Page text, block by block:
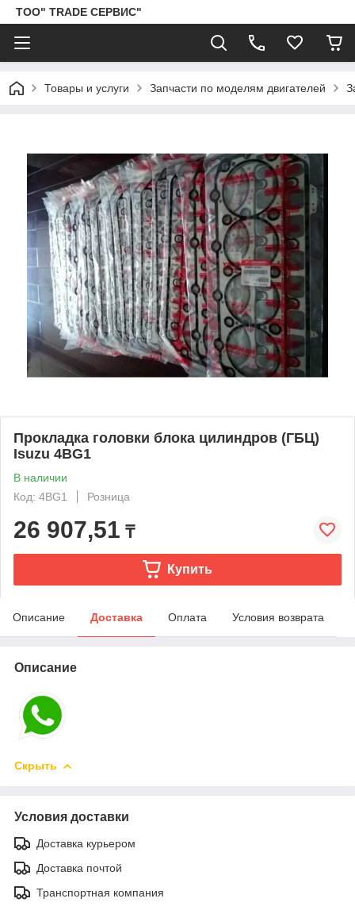
ТОО" TRADE СЕРВИС"
Товары и услуги Запчасти по моделям двигателей
Прокладка головки блока цилиндров (ГБЦ)
Isuzu 4BG1
В наличии
Код: 4BG1
Розница
26 907,51 ₸
Купить
Описание Доставка Оплата Условия возврата
Описание
Скрыть
Условия доставки
Доставка курьером
Доставка почтой
Транспортная компания